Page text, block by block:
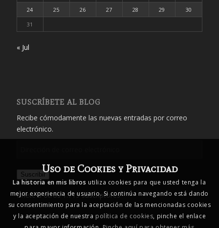
24
25 26 27 28 29
30
31
« Jul
SUSCRÍBETE AL BLOG
Recibe cómodamente las nuevas entradas por correo
electrónico.
correo
electrónico
Suscribir
Únete a otros 1.719 suscriptores
Uso de Cookies y Privacidad
La historia en mis libros utiliza cookies para que usted tenga la
mejor experiencia de usuario. Si continúa navegando está dando
su consentimiento para la aceptación de las mencionadas cookies
y la aceptación de nuestra política de cookies, pinche el enlace